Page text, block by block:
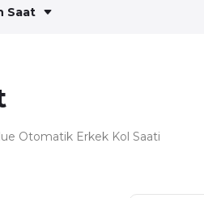
Saat
Otomatik Erkek Kol Saati